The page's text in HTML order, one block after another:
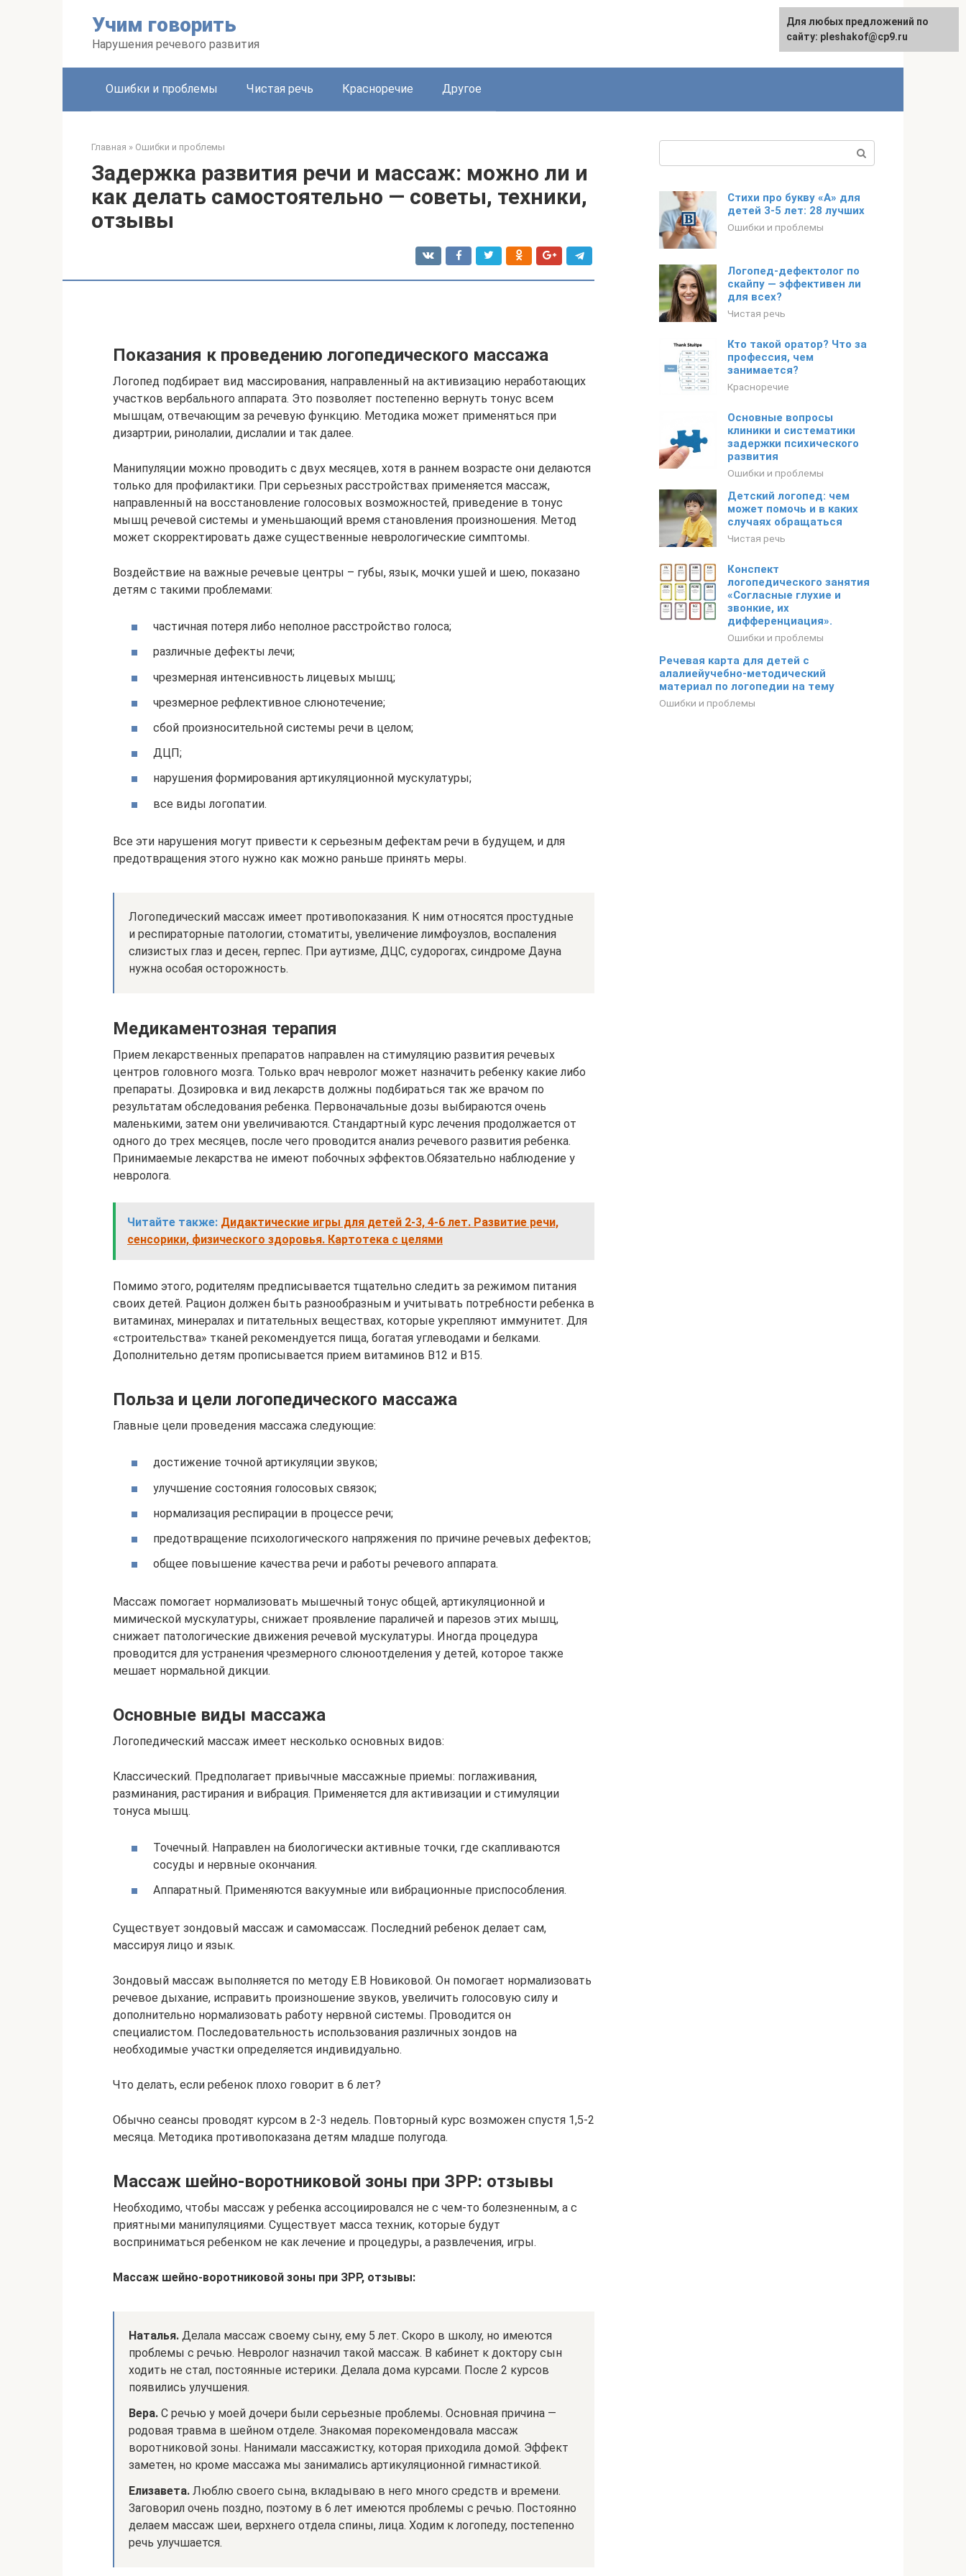
Учим говорить
Нарушения речевого развития
Ошибки и проблемы Чистая речь Красноречие Другое
Главная » Ошибки и проблемы
Задержка развития речи и массаж: можно ли и
как делать самостоятельно — советы, техники,
отзывы
Показания к проведению логопедического массажа
Логопед подбирает вид массирования, направленный на активизацию неработающих
участков вербального аппарата. Это позволяет постепенно вернуть тонус всем
мышцам, отвечающим за речевую функцию. Методика может применяться при
дизартрии, ринолалии, дислалии и так далее.
Манипуляции можно проводить с двух месяцев, хотя в раннем возрасте они делаются
только для профилактики. При серьезных расстройствах применяется массаж,
направленный на восстановление голосовых возможностей, приведение в тонус
мышц речевой системы и уменьшающий время становления произношения. Метод
может скорректировать даже существенные неврологические симптомы.
Воздействие на важные речевые центры – губы, язык, мочки ушей и шею, показано
детям с такими проблемами:
частичная потеря либо неполное расстройство голоса;
различные дефекты лечи;
чрезмерная интенсивность лицевых мышц;
чрезмерное рефлективное слюнотечение;
сбой произносительной системы речи в целом;
ДЦП;
нарушения формирования артикуляционной мускулатуры;
все виды логопатии.
Все эти нарушения могут привести к серьезным дефектам речи в будущем, и для
предотвращения этого нужно как можно раньше принять меры.
Логопедический массаж имеет противопоказания. К ним относятся простудные
и респираторные патологии, стоматиты, увеличение лимфоузлов, воспаления
слизистых глаз и десен, герпес. При аутизме, ДЦС, судорогах, синдроме Дауна
нужна особая осторожность.
Медикаментозная терапия
Прием лекарственных препаратов направлен на стимуляцию развития речевых
центров головного мозга. Только врач невролог может назначить ребенку какие либо
препараты. Дозировка и вид лекарств должны подбираться так же врачом по
результатам обследования ребенка. Первоначальные дозы выбираются очень
маленькими, затем они увеличиваются. Стандартный курс лечения продолжается от
одного до трех месяцев, после чего проводится анализ речевого развития ребенка.
Принимаемые лекарства не имеют побочных эффектов.Обязательно наблюдение у
невролога.
Читайте также: Дидактические игры для детей 2-3, 4-6 лет. Развитие речи,
сенсорики, физического здоровья. Картотека с целями
Помимо этого, родителям предписывается тщательно следить за режимом питания
своих детей. Рацион должен быть разнообразным и учитывать потребности ребенка в
витаминах, минералах и питательных веществах, которые укрепляют иммунитет. Для
«строительства» тканей рекомендуется пища, богатая углеводами и белками.
Дополнительно детям прописывается прием витаминов B12 и B15.
Польза и цели логопедического массажа
Главные цели проведения массажа следующие:
достижение точной артикуляции звуков;
улучшение состояния голосовых связок;
нормализация респирации в процессе речи;
предотвращение психологического напряжения по причине речевых дефектов;
общее повышение качества речи и работы речевого аппарата.
Массаж помогает нормализовать мышечный тонус общей, артикуляционной и
мимической мускулатуры, снижает проявление параличей и парезов этих мышц,
снижает патологические движения речевой мускулатуры. Иногда процедура
проводится для устранения чрезмерного слюноотделения у детей, которое также
мешает нормальной дикции.
Основные виды массажа
Логопедический массаж имеет несколько основных видов:
Классический. Предполагает привычные массажные приемы: поглаживания,
разминания, растирания и вибрация. Применяется для активизации и стимуляции
тонуса мышц.
Точечный. Направлен на биологически активные точки, где скапливаются
сосуды и нервные окончания.
Аппаратный. Применяются вакуумные или вибрационные приспособления.
Существует зондовый массаж и самомассаж. Последний ребенок делает сам,
массируя лицо и язык.
Зондовый массаж выполняется по методу Е.В Новиковой. Он помогает нормализовать
речевое дыхание, исправить произношение звуков, увеличить голосовую силу и
дополнительно нормализовать работу нервной системы. Проводится он
специалистом. Последовательность использования различных зондов на
необходимые участки определяется индивидуально.
Что делать, если ребенок плохо говорит в 6 лет?
Обычно сеансы проводят курсом в 2-3 недель. Повторный курс возможен спустя 1,5-2
месяца. Методика противопоказана детям младше полугода.
Массаж шейно-воротниковой зоны при ЗРР: отзывы
Необходимо, чтобы массаж у ребенка ассоциировался не с чем-то болезненным, а с
приятными манипуляциями. Существует масса техник, которые будут
восприниматься ребенком не как лечение и процедуры, а развлечения, игры.
Массаж шейно-воротниковой зоны при ЗРР, отзывы:
Наталья. Делала массаж своему сыну, ему 5 лет. Скоро в школу, но имеются
проблемы с речью. Невролог назначил такой массаж. В кабинет к доктору сын
ходить не стал, постоянные истерики. Делала дома курсами. После 2 курсов
появились улучшения.
Вера. С речью у моей дочери были серьезные проблемы. Основная причина —
родовая травма в шейном отделе. Знакомая порекомендовала массаж
воротниковой зоны. Нанимали массажистку, которая приходила домой. Эффект
заметен, но кроме массажа мы занимались артикуляционной гимнастикой.
Елизавета. Люблю своего сына, вкладываю в него много средств и времени.
Заговорил очень поздно, поэтому в 6 лет имеются проблемы с речью. Постоянно
делаем массаж шеи, верхнего отдела спины, лица. Ходим к логопеду, постепенно
речь улучшается.
Стихи про букву «А» для
детей 3-5 лет: 28 лучших
Ошибки и проблемы
Логопед-дефектолог по
скайпу — эффективен ли
для всех?
Чистая речь
Кто такой оратор? Что за
профессия, чем
занимается?
Красноречие
Основные вопросы
клиники и систематики
задержки психического
развития
Ошибки и проблемы
Детский логопед: чем
может помочь и в каких
случаях обращаться
Чистая речь
Конспект
логопедического занятия
«Согласные глухие и
звонкие, их
дифференциация».
Ошибки и проблемы
Речевая карта для детей с
алалиейучебно-методический
материал по логопедии на тему
Ошибки и проблемы
Для любых предложений по
сайту: pleshakof@cp9.ru